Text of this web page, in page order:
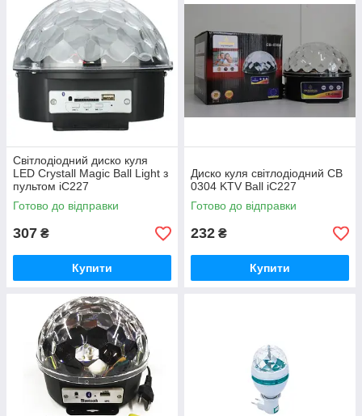
Світлодіодний диско куля
LED Crystall Magic Ball Light з
пультом iC227
Готово до відправки
307 ₴
Купити
Диско куля світлодіодний CB
0304 KTV Ball iC227
Готово до відправки
232 ₴
Купити